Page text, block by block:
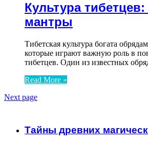
Культура
мантры
Тибетская культура богата
которые играют важную роль в
тибетцев. Один из известных
Read More »
Next page
Тайны древних